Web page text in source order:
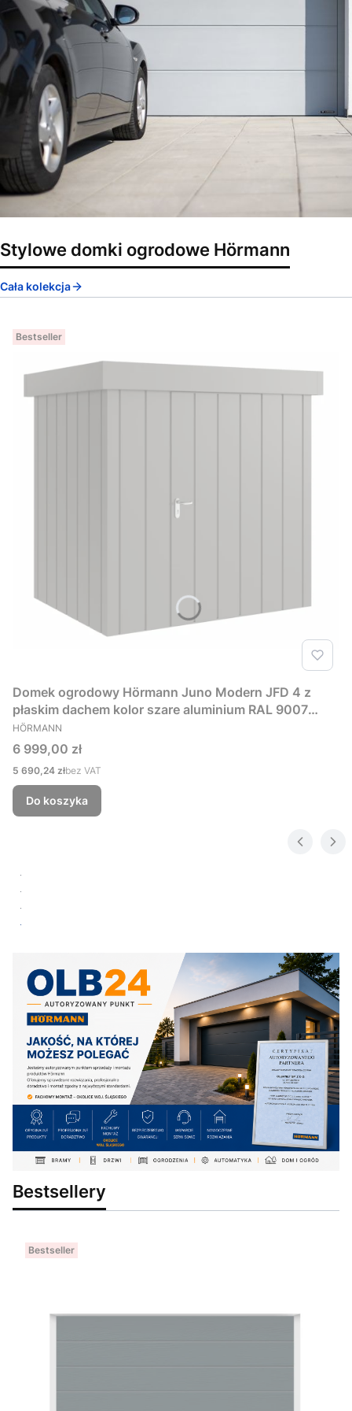
Stylowe domki ogrodowe Hörmann
Cała kolekcja
Bestseller
Domek ogrodowy Hörmann Juno Modern JFD 4 z
płaskim dachem kolor szare aluminium RAL 9007
229x181 cm
PRODUCENT
HÖRMANN
Cena
6 999,00 zł
Cena
5 690,24 złbez VAT
Do koszyka
Bestsellery
Bestseller